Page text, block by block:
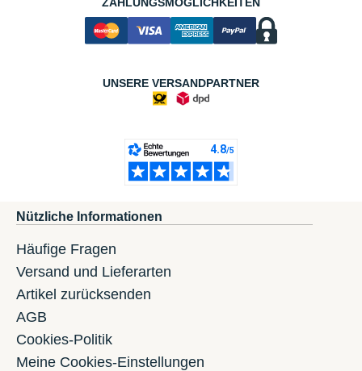
ZAHLUNGSMÖGLICHKEITEN
UNSERE VERSANDPARTNER
Nützliche Informationen
Häufige Fragen
Versand und Lieferarten
Artikel zurücksenden
AGB
Cookies-Politik
Meine Cookies-Einstellungen